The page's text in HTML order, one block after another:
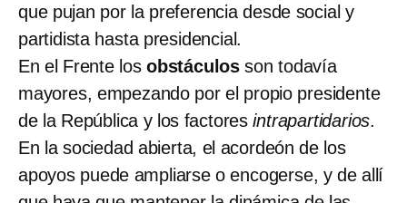
que pujan por la preferencia desde social y
partidista hasta presidencial.
En el Frente los obstáculosson todavía
mayores, empezando por el propio presidente
de la República y los factoresintrapartidarios.
En la sociedad abierta, el acordeón de los
apoyos puede ampliarse o encogerse, y de allí